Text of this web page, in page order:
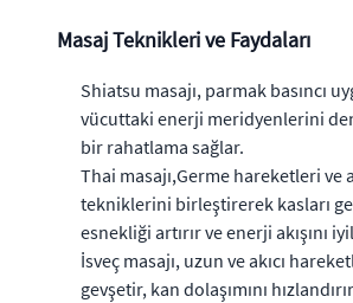
Masaj Teknikleri ve Faydaları
Shiatsu masajı, parmak basıncı
vücuttaki enerji meridyenlerini
bir rahatlama sağlar.
Thai masajı,Germe hareketleri ve
tekniklerini birleştirerek kasları
esnekliği artırır ve enerji akışını
İsveç masajı, uzun ve akıcı
gevşetir, kan dolaşımını